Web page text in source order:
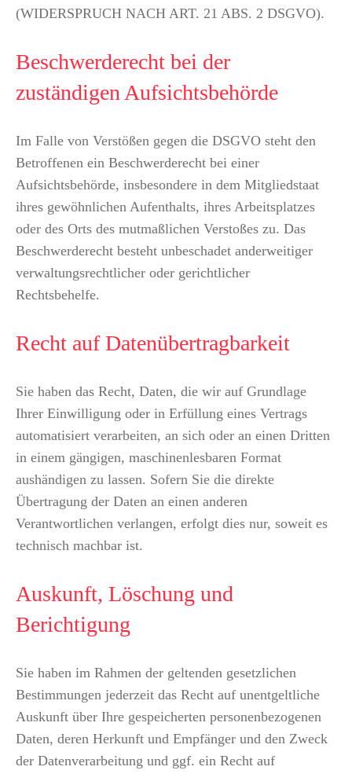
(WIDERSPRUCH NACH ART. 21 ABS. 2 DSGVO).
Beschwerde­recht bei der
zuständigen Aufsichts­behörde
Im Falle von Verstößen gegen die DSGVO steht den
Betroffenen ein Beschwerderecht bei einer
Aufsichtsbehörde, insbesondere in dem Mitgliedstaat
ihres gewöhnlichen Aufenthalts, ihres Arbeitsplatzes
oder des Orts des mutmaßlichen Verstoßes zu. Das
Beschwerderecht besteht unbeschadet anderweitiger
verwaltungsrechtlicher oder gerichtlicher
Rechtsbehelfe.
Recht auf Daten­übertrag­barkeit
Sie haben das Recht, Daten, die wir auf Grundlage
Ihrer Einwilligung oder in Erfüllung eines Vertrags
automatisiert verarbeiten, an sich oder an einen Dritten
in einem gängigen, maschinenlesbaren Format
aushändigen zu lassen. Sofern Sie die direkte
Übertragung der Daten an einen anderen
Verantwortlichen verlangen, erfolgt dies nur, soweit es
technisch machbar ist.
Auskunft, Löschung und
Berichtigung
Sie haben im Rahmen der geltenden gesetzlichen
Bestimmungen jederzeit das Recht auf unentgeltliche
Auskunft über Ihre gespeicherten personenbezogenen
Daten, deren Herkunft und Empfänger und den Zweck
der Datenverarbeitung und ggf. ein Recht auf